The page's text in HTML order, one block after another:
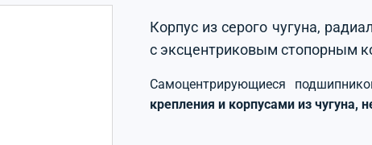
Корпус из серого чугуна,
с эксцентриковым стопорным
Самоцентрирующиеся
крепления и корпусами из чугуна,